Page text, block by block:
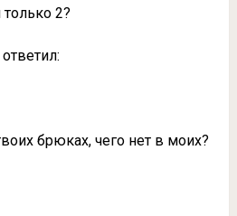
2?
брюках, чего нет в моих?